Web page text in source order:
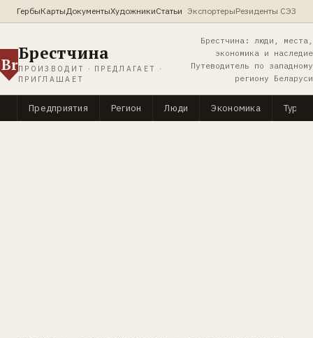
ГербыКартыДокументыХудожникиСтатьи ЭкспортерыРезиденты СЭЗ
Br
Брестчина
ПРОИЗВОДИТ · ПРЕДЛАГАЕТ ·
ПРИГЛАШАЕТ
Брестчина: люди, места,
экономика и наследие
Путеводитель по западному
региону Беларуси
Предприятия Регион Люди Экономика